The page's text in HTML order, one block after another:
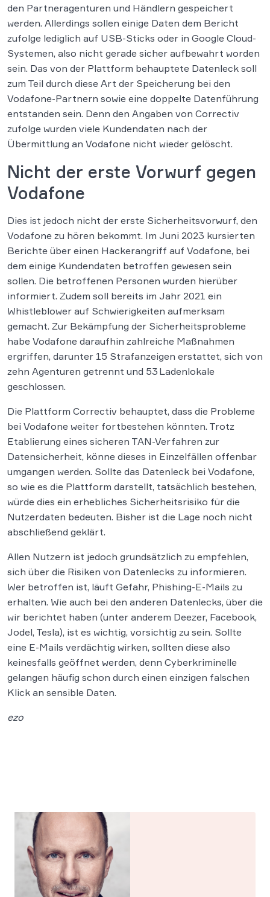
den Partneragenturen und Händlern gespeichert
werden. Allerdings sollen einige Daten dem Bericht
zufolge lediglich auf USB-Sticks oder in Google Cloud-
Systemen, also nicht gerade sicher aufbewahrt worden
sein. Das von der Plattform behauptete Datenleck soll
zum Teil durch diese Art der Speicherung bei den
Vodafone-Partnern sowie eine doppelte Datenführung
entstanden sein. Denn den Angaben von Correctiv
zufolge wurden viele Kundendaten nach der
Übermittlung an Vodafone nicht wieder gelöscht.
Nicht der erste Vorwurf gegen
Vodafone
Dies ist jedoch nicht der erste Sicherheitsvorwurf, den
Vodafone zu hören bekommt. Im Juni 2023 kursierten
Berichte über einen Hackerangriff auf Vodafone, bei
dem einige Kundendaten betroffen gewesen sein
sollen. Die betroffenen Personen wurden hierüber
informiert. Zudem soll bereits im Jahr 2021 ein
Whistleblower auf Schwierigkeiten aufmerksam
gemacht. Zur Bekämpfung der Sicherheitsprobleme
habe Vodafone daraufhin zahlreiche Maßnahmen
ergriffen, darunter 15 Strafanzeigen erstattet, sich von
zehn Agenturen getrennt und 53 Ladenlokale
geschlossen.
Die Plattform Correctiv behauptet, dass die Probleme
bei Vodafone weiter fortbestehen könnten. Trotz
Etablierung eines sicheren TAN-Verfahren zur
Datensicherheit, könne dieses in Einzelfällen offenbar
umgangen werden. Sollte das Datenleck bei Vodafone,
so wie es die Plattform darstellt, tatsächlich bestehen,
würde dies ein erhebliches Sicherheitsrisiko für die
Nutzerdaten bedeuten. Bisher ist die Lage noch nicht
abschließend geklärt.
Allen Nutzern ist jedoch grundsätzlich zu empfehlen,
sich über die Risiken von Datenlecks zu informieren.
Wer betroffen ist, läuft Gefahr, Phishing-E-Mails zu
erhalten. Wie auch bei den anderen Datenlecks, über die
wir berichtet haben (unter anderem Deezer, Facebook,
Jodel, Tesla), ist es wichtig, vorsichtig zu sein. Sollte
eine E-Mails verdächtig wirken, sollten diese also
keinesfalls geöffnet werden, denn Cyberkriminelle
gelangen häufig schon durch einen einzigen falschen
Klick an sensible Daten.
ezo